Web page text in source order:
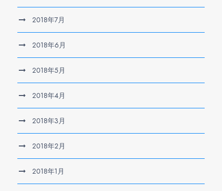
2018年7月
2018年6月
2018年5月
2018年4月
2018年3月
2018年2月
2018年1月